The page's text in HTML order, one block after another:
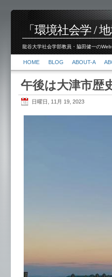
「環境社会学 /
龍谷大学社会学部教員・脇田健一の
HOME BLOG ABOUT-A
午後は大津市歴
日曜日, 11月 19, 2023